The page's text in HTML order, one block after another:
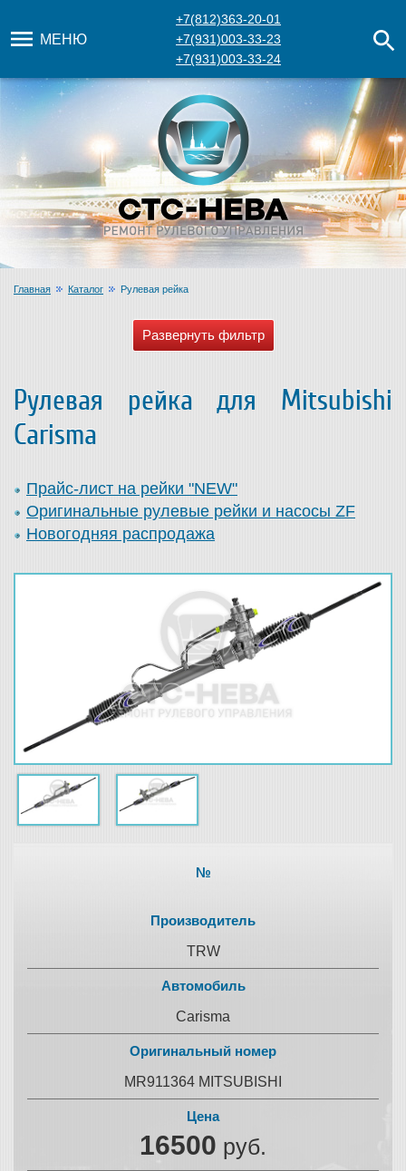
МЕНЮ
+7(812)363-20-01
+7(931)003-33-23
+7(931)003-33-24
Главная Каталог Рулевая рейка
Рулевая рейка для Mitsubishi
Carisma
Прайс-лист на рейки "NEW"
Оригинальные рулевые рейки и насосы ZF
Новогодняя распродажа
№
Производитель
TRW
Автомобиль
Carisma
Оригинальный номер
MR911364 MITSUBISHI
Цена
16500 руб.